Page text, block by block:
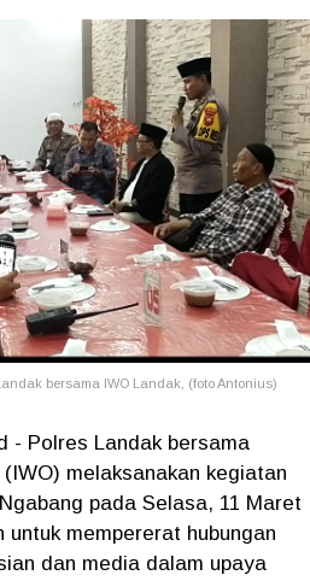
bersama IWO Landak, (foto Antonius)
- Polres Landak bersama
melaksanakan kegiatan
pada Selasa, 11 Maret
untuk mempererat hubungan
dan media dalam upaya